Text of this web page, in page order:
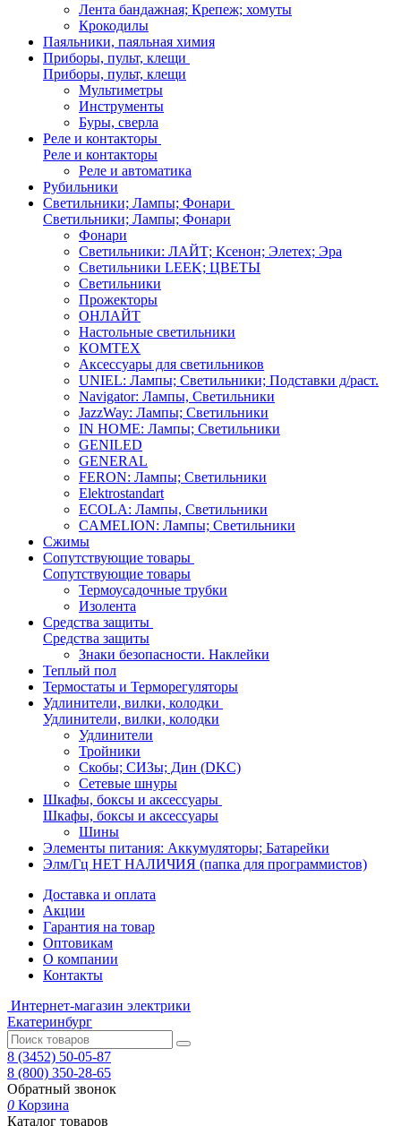
Лента бандажная; Крепеж; хомуты
Крокодилы
Паяльники, паяльная химия
Приборы, пульт, клещи
Приборы, пульт, клещи
Мультиметры
Инструменты
Буры, сверла
Реле и контакторы
Реле и контакторы
Реле и автоматика
Рубильники
Светильники; Лампы; Фонари
Светильники; Лампы; Фонари
Фонари
Светильники: ЛАЙТ; Ксенон; Элетех; Эра
Светильники LEEK; ЦВЕТЫ
Светильники
Прожекторы
ОНЛАЙТ
Настольные светильники
КОМТЕХ
Аксессуары для светильников
UNIEL: Лампы; Светильники; Подставки д/раст.
Navigator: Лампы, Светильники
JazzWay: Лампы; Светильники
IN HOME: Лампы; Светильники
GENILED
GENERAL
FERON: Лампы; Светильники
Elektrostandart
ECOLA: Лампы, Светильники
CAMELION: Лампы; Светильники
Сжимы
Сопутствующие товары
Сопутствующие товары
Термоусадочные трубки
Изолента
Средства защиты
Средства защиты
Знаки безопасности. Наклейки
Теплый пол
Термостаты и Терморегуляторы
Удлинители, вилки, колодки
Удлинители, вилки, колодки
Удлинители
Тройники
Скобы; СИЗы; Дин (DKC)
Сетевые шнуры
Шкафы, боксы и аксессуары
Шкафы, боксы и аксессуары
Шины
Элементы питания: Аккумуляторы; Батарейки
Элм/Гц НЕТ НАЛИЧИЯ (папка для программистов)
Доставка и оплата
Акции
Гарантия на товар
Оптовикам
О компании
Контакты
Интернет-магазин электрики
Екатеринбург
8 (3452) 50-05-87
8 (800) 350-28-65
Обратный звонок
0 Корзина
Каталог товаров